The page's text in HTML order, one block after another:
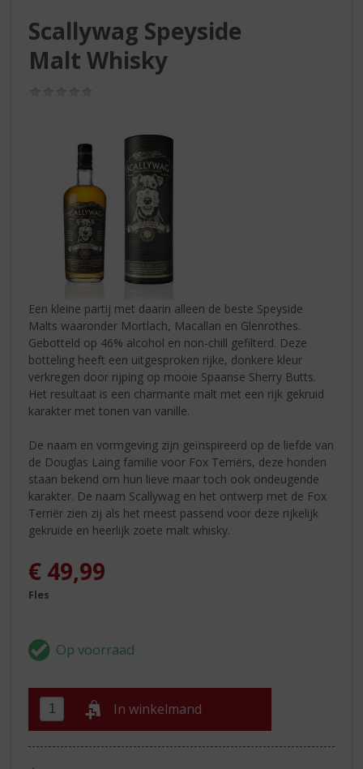
Scallywag Speyside
Malt Whisky
Een kleine partij met daarin alleen de beste Speyside
Malts waaronder Mortlach, Macallan en Glenrothes.
Gebotteld op 46% alcohol en non-chill gefilterd. Deze
botteling heeft een uitgesproken rijke, donkere kleur
verkregen door rijping op mooie Spaanse Sherry Butts.
Het resultaat is een charmante malt met een rijk gekruid
karakter met tonen van vanille.
De naam en vormgeving zijn geïnspireerd op de liefde van
de Douglas Laing familie voor Fox Terriërs, deze honden
staan bekend om hun lieve maar toch ook ondeugende
karakter. De naam Scallywag en het ontwerp met de Fox
Terriër zien zij als het meest passend voor deze rijkelijk
gekruide en heerlijk zoete malt whisky.
€ 49,99
Fles
In winkelmand